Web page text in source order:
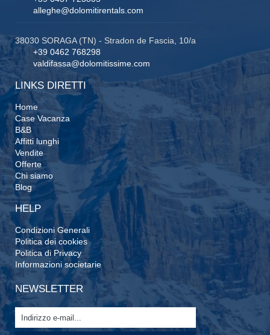
alleghe@dolomitirentals.com
38030 SORAGA (TN) - Stradon de Fascia, 10/a
+39 0462 768298
valdifassa@dolomitissime.com
LINKS DIRETTI
Home
Case Vacanza
B&B
Affitti lunghi
Vendite
Offerte
Chi siamo
Blog
HELP
Condizioni Generali
Politica dei cookies
Politica di Privacy
Informazioni societarie
NEWSLETTER